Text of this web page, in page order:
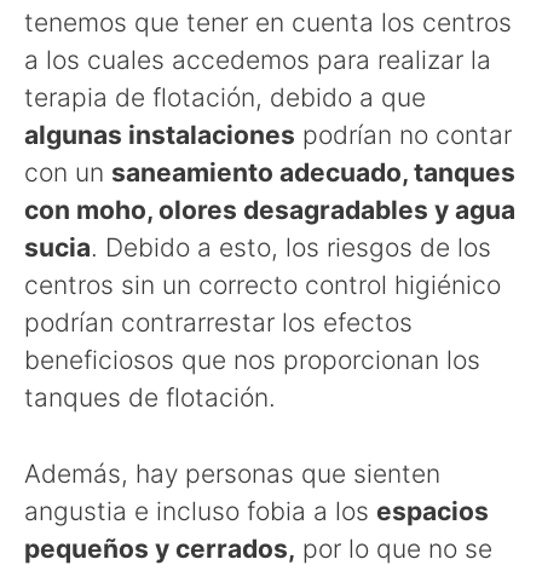
tenemos que tener en cuenta los centros
a los cuales accedemos para realizar la
terapia de flotación, debido a que
algunas instalaciones podrían no contar
con un saneamiento adecuado, tanques
con moho, olores desagradables y agua
sucia. Debido a esto, los riesgos de los
centros sin un correcto control higiénico
podrían contrarrestar los efectos
beneficiosos que nos proporcionan los
tanques de flotación.
Además, hay personas que sienten
angustia e incluso fobia a los espacios
pequeños y cerrados, por lo que no se